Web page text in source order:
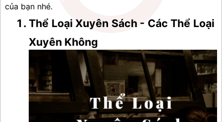
của bạn nhé.
Thể Loại Xuyên Sách - Các Thể Loại
Xuyên Không